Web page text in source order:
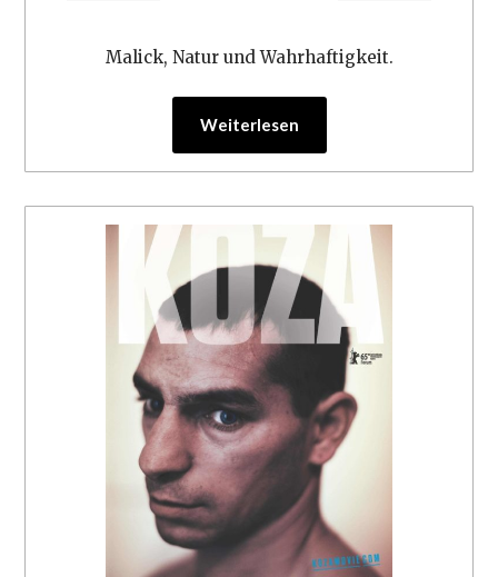
Malick, Natur und Wahrhaftigkeit.
Weiterlesen